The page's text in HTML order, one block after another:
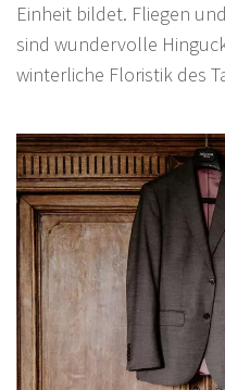
Einheit bildet. Fliegen
sind wundervolle
winterliche Floristik des